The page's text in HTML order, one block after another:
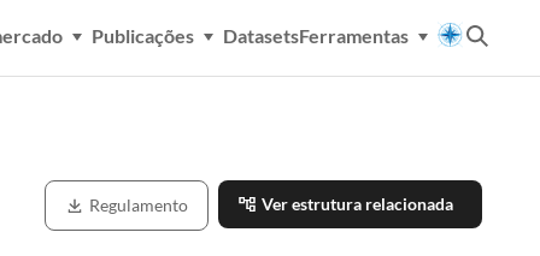
Publicações DatasetsFerramentas
Regulamento Ver estrutura relacionada